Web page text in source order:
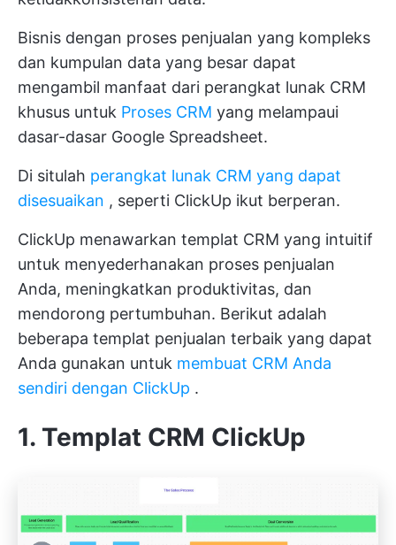
Bisnis dengan proses penjualan yang kompleks
dan kumpulan data yang besar dapat
mengambil manfaat dari perangkat lunak CRM
khusus untuk Proses CRM yang melampaui
dasar-dasar Google Spreadsheet.
Di situlah perangkat lunak CRM yang dapat
disesuaikan , seperti ClickUp ikut berperan.
ClickUp menawarkan templat CRM yang intuitif
untuk menyederhanakan proses penjualan
Anda, meningkatkan produktivitas, dan
mendorong pertumbuhan. Berikut adalah
beberapa templat penjualan terbaik yang dapat
Anda gunakan untuk membuat CRM Anda
sendiri dengan ClickUp .
1. Templat CRM ClickUp